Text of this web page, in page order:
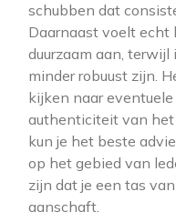
schubben dat
Daarnaast voelt echt
duurzaam aan,
minder robuust zijn.
kijken naar
authenticiteit van
kun je het beste
op het gebied van
zijn dat je een tas
aanschaft.